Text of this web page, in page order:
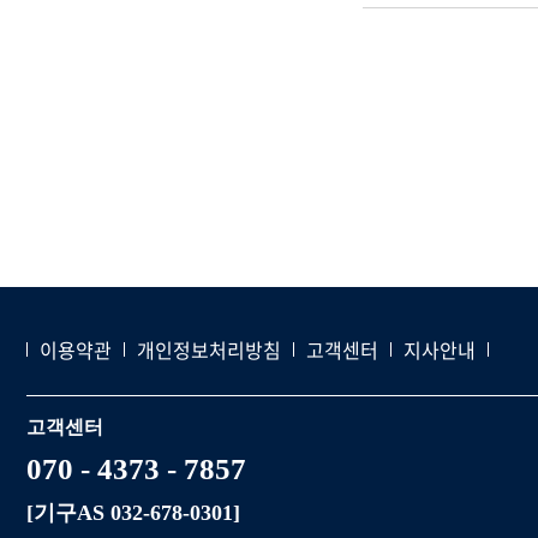
이용약관 개인정보처리방침 고객센터 지사안내
고객센터
070 - 4373 - 7857
[기구AS 032-678-0301]